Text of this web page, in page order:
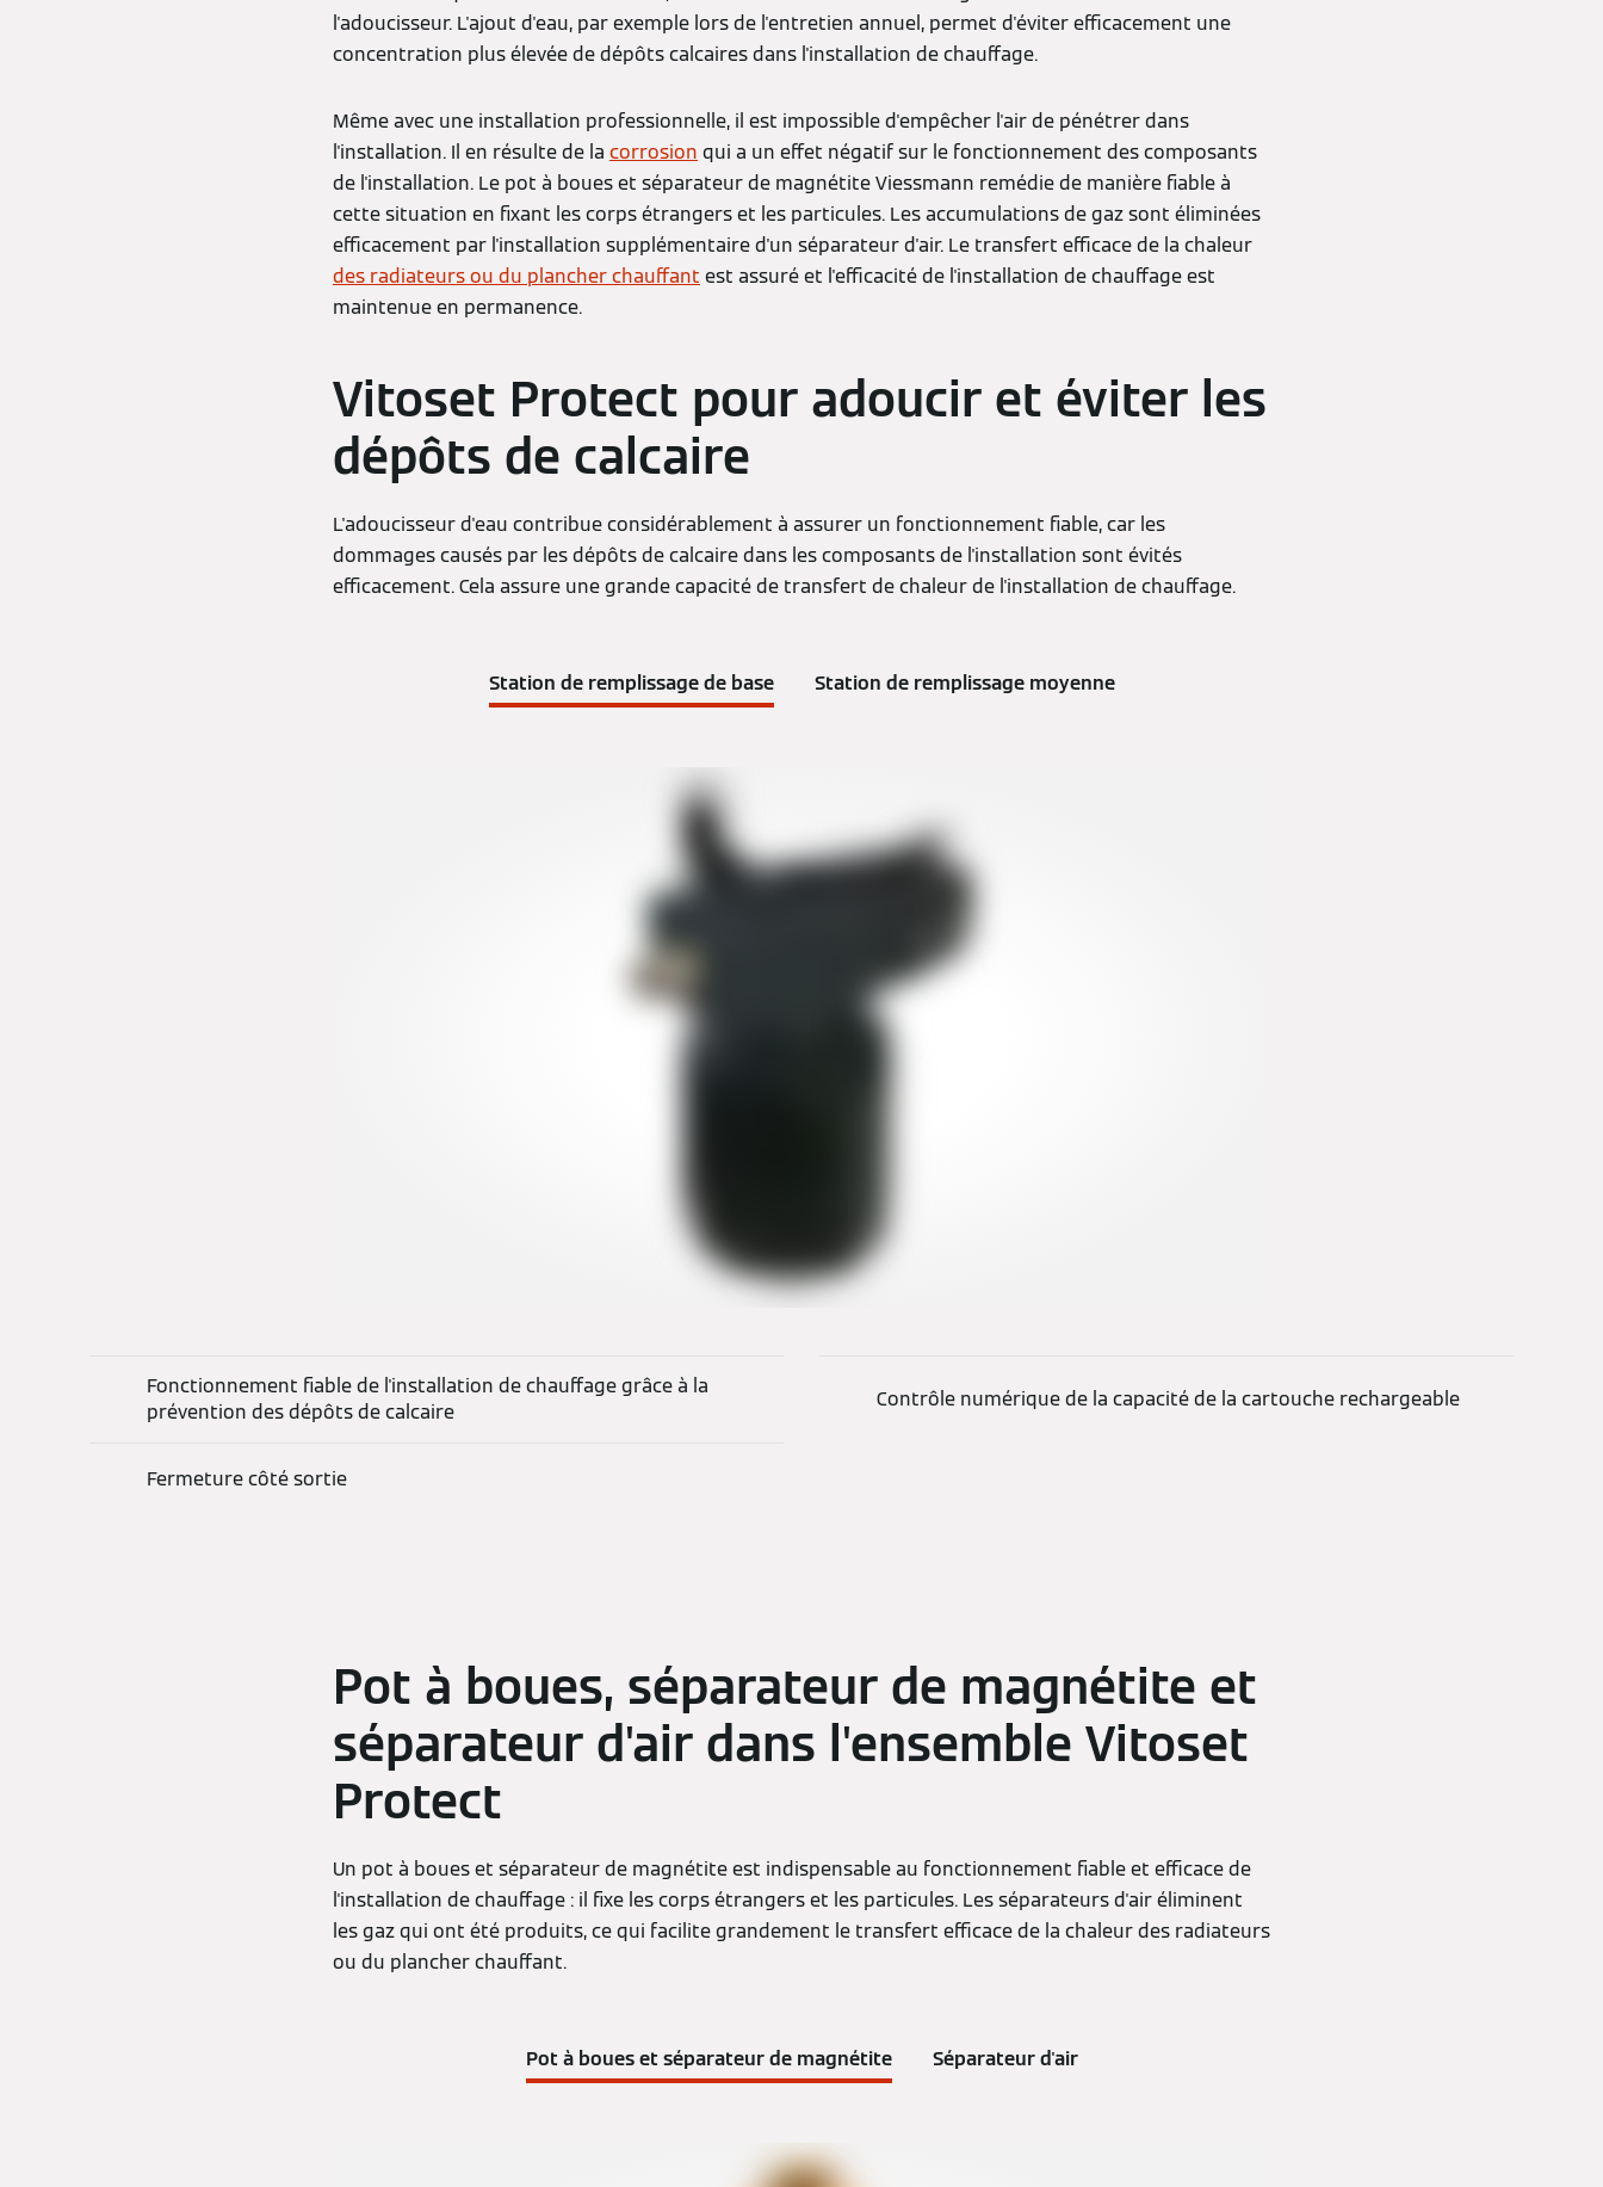
l'adoucisseur. L'ajout d'eau, par exemple lors de l'entretien annuel, permet d'éviter efficacement une
concentration plus élevée de dépôts calcaires dans l'installation de chauffage.
Même avec une installation professionnelle, il est impossible d'empêcher l'air de pénétrer dans
l'installation. Il en résulte de la corrosion qui a un effet négatif sur le fonctionnement des composants
de l'installation. Le pot à boues et séparateur de magnétite Viessmann remédie de manière fiable à
cette situation en fixant les corps étrangers et les particules. Les accumulations de gaz sont éliminées
efficacement par l'installation supplémentaire d'un séparateur d'air. Le transfert efficace de la chaleur
des radiateurs ou du plancher chauffant est assuré et l'efficacité de l'installation de chauffage est
maintenue en permanence.
Vitoset Protect pour adoucir et éviter les
dépôts de calcaire
L'adoucisseur d'eau contribue considérablement à assurer un fonctionnement fiable, car les
dommages causés par les dépôts de calcaire dans les composants de l'installation sont évités
efficacement. Cela assure une grande capacité de transfert de chaleur de l'installation de chauffage.
Station de remplissage de base Station de remplissage moyenne
Fonctionnement fiable de l'installation de chauffage grâce à la
prévention des dépôts de calcaire
Contrôle numérique de la capacité de la cartouche rechargeable
Fermeture côté sortie
Pot à boues, séparateur de magnétite et
séparateur d'air dans l'ensemble Vitoset
Protect
Un pot à boues et séparateur de magnétite est indispensable au fonctionnement fiable et efficace de
l'installation de chauffage : il fixe les corps étrangers et les particules. Les séparateurs d'air éliminent
les gaz qui ont été produits, ce qui facilite grandement le transfert efficace de la chaleur des radiateurs
ou du plancher chauffant.
Pot à boues et séparateur de magnétite Séparateur d'air